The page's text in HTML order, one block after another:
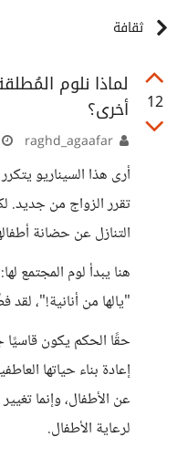
ثقافة
12
لماذا نلوم
أخرى؟
أرى هذا السيناريو
تقرر الزواج من جديد.
التنازل عن حضانة
هنا يبدأ لوم المجتمع
"يالها من أنانية!"،
حقًا الحكم يكون قاسيًا
إعادة بناء حياتها
عن الأطفال، وإنما
لرعاية الأطفال.